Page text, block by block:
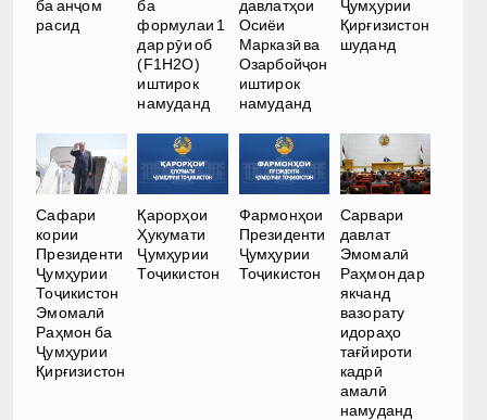
ба анҷом
расид
ба
формулаи 1
дар рӯи об
(F1H2O)
иштирок
намуданд
давлатҳои
Осиёи
Марказӣ ва
Озарбойҷон
иштирок
намуданд
Ҷумҳурии
Қирғизистон
шуданд
Сафари
кории
Президенти
Ҷумҳурии
Тоҷикистон
Эмомалӣ
Раҳмон ба
Ҷумҳурии
Қирғизистон
Қарорҳои
Ҳукумати
Ҷумҳурии
Тоҷикистон
Фармонҳои
Президенти
Ҷумҳурии
Тоҷикистон
Сарвари
давлат
Эмомалӣ
Раҳмон дар
якчанд
вазорату
идораҳо
тағйироти
кадрӣ
амалӣ
намуданд